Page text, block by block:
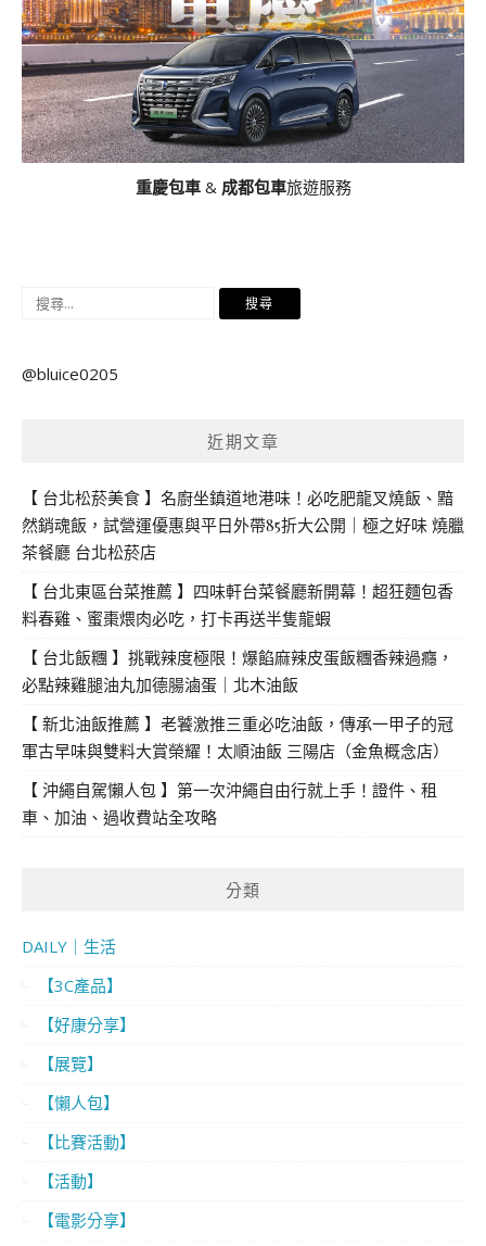
重慶包車& 成都包車旅遊服務
搜
鍵
@bluice0205
近期文章
【 台北松菸美食 】名廚坐鎮道地港味！必吃肥龍叉燒飯、黯
然銷魂飯，試營運優惠與平日外帶85折大公開｜極之好味 燒臘
茶餐廳 台北松菸店
【 台北東區台菜推薦 】四味軒台菜餐廳新開幕！超狂麵包香
料春雞、蜜棗煨肉必吃，打卡再送半隻龍蝦
【 台北飯糰 】挑戰辣度極限！爆餡麻辣皮蛋飯糰香辣過癮，
必點辣雞腿油丸加德腸滷蛋｜北木油飯
【 新北油飯推薦 】老饕激推三重必吃油飯，傳承一甲子的冠
軍古早味與雙料大賞榮耀！太順油飯 三陽店（金魚概念店）
【 沖繩自駕懶人包 】第一次沖繩自由行就上手！證件、租
車、加油、過收費站全攻略
分類
DAILY｜生活
【3C產品】
【好康分享】
【展覽】
【懶人包】
【比賽活動】
【活動】
【電影分享】